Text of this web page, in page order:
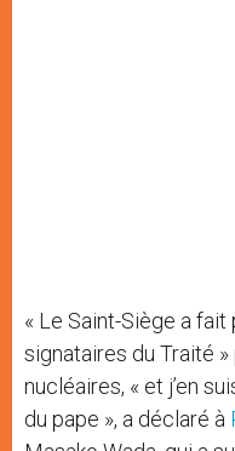
« Le Saint-Siège a
signataires du Traité
nucléaires, « et j’en
du pape », a déclaré à